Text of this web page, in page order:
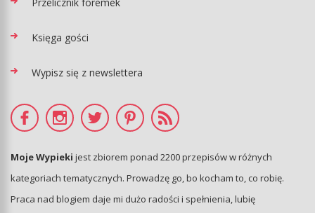
Księga gości
Wypisz się z newslettera
Moje Wypieki jest zbiorem ponad 2200 przepisów w różnych
kategoriach tematycznych. Prowadzę go, bo kocham to, co robię.
Praca nad blogiem daje mi dużo radości i spełnienia, lubię